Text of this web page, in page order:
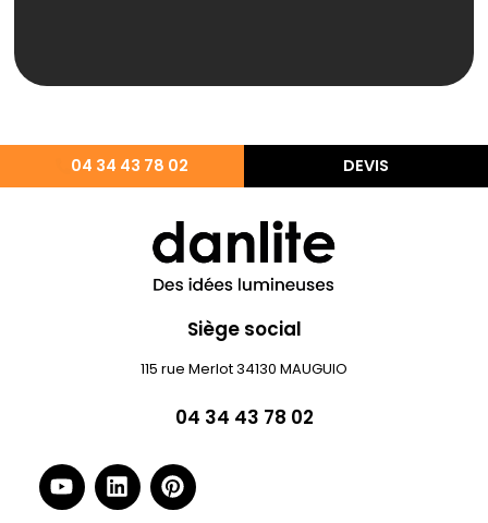
04 34 43 78 02 DEVIS
Siège social
115 rue Merlot 34130 MAUGUIO
04 34 43 78 02